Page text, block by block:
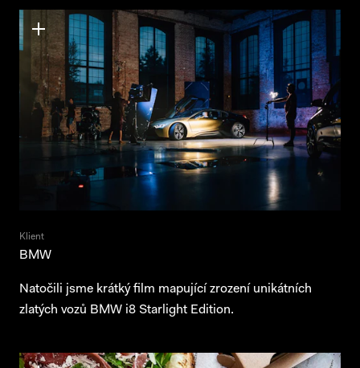
Klient
BMW
Natočili jsme krátký film mapující zrození unikátních
zlatých vozů BMW i8 Starlight Edition.